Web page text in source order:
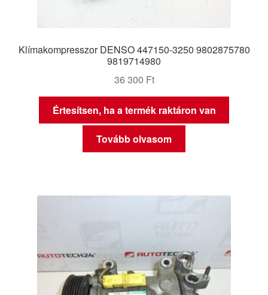
Klímakompresszor DENSO 447150-3250 9802875780
9819714980
36 300 Ft
Értesítsen, ha a termék raktáron van
Tovább olvasom